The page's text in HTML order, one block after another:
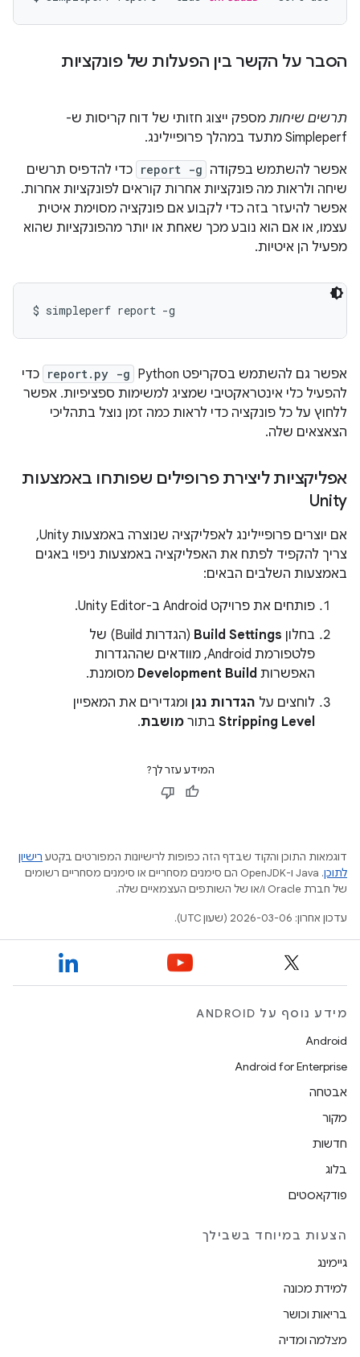
הסבר על הקשר בין הפעלות של פונקציות
תרשים שיחות מספק ייצוג חזותי של דוח קריסות ש-
Simpleperf מתעד במהלך פרופיילינג.
אפשר להשתמש בפקודה report -g כדי להדפיס תרשים
שיחה ולראות מה פונקציות אחרות קוראים לפונקציות אחרות.
אפשר להיעזר בזה כדי לקבוע אם פונקציה מסוימת איטית
עצמו, או אם הוא נובע מכך שאחת או יותר מהפונקציות שהוא
מפעיל הן איטיות.
אפשר גם להשתמש בסקריפט Python report.py -g כדי
להפעיל כלי אינטראקטיבי שמציג למשימות ספציפיות. אפשר
ללחוץ על כל פונקציה כדי לראות כמה זמן נוצל בתהליכי
הצאצאים שלה.
אפליקציות ליצירת פרופילים שפותחו באמצעות
Unity
אם יוצרים פרופיילינג לאפליקציה שנוצרה באמצעות Unity,
צריך להקפיד לפתח את האפליקציה באמצעות ניפוי באגים
באמצעות השלבים הבאים:
פותחים את פרויקט Android ב-Unity Editor.
בחלון Build Settings
(הגדרות Build) של
פלטפורמת Android, מוודאים שההגדרות
האפשרות Development Build מסומנת.
לוחצים על הגדרות נגן ומגדירים את המאפיין
Stripping Level בתור מושבת.
המידע עזר לך?
דוגמאות התוכן והקוד שבדף הזה כפופות לרישיונות המפורטים בקטע רישיון
לתוכן
.‏ Java ו-OpenJDK הם סימנים מסחריים או סימנים מסחריים רשומים
של חברת Oracle ו/או של השותפים העצמאיים שלה.
עדכון אחרון: 2026-03-06 (שעון UTC).
מידע נוסף על ANDROID
Android
Android for Enterprise
אבטחה
מקור
חדשות
בלוג
פודקאסטים
הצעות במיוחד בשבילך
גיימינג
למידת מכונה
בריאות וכושר
מצלמה ומדיה